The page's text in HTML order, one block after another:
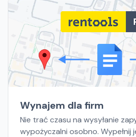
Wynajem dla firm
Nie trać czasu na wysyłanie
wypożyczalni osobno. Wypełnij